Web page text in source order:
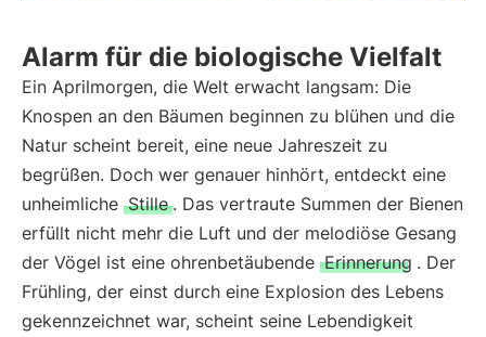
Alarm für die biologische Vielfalt
Ein Aprilmorgen, die Welt erwacht langsam: Die
Knospen an den Bäumen beginnen zu blühen und die
Natur scheint bereit, eine neue Jahreszeit zu
begrüßen. Doch wer genauer hinhört, entdeckt eine
unheimliche Stille . Das vertraute Summen der Bienen
erfüllt nicht mehr die Luft und der melodiöse Gesang
der Vögel ist eine ohrenbetäubende Erinnerung . Der
Frühling, der einst durch eine Explosion des Lebens
gekennzeichnet war, scheint seine Lebendigkeit